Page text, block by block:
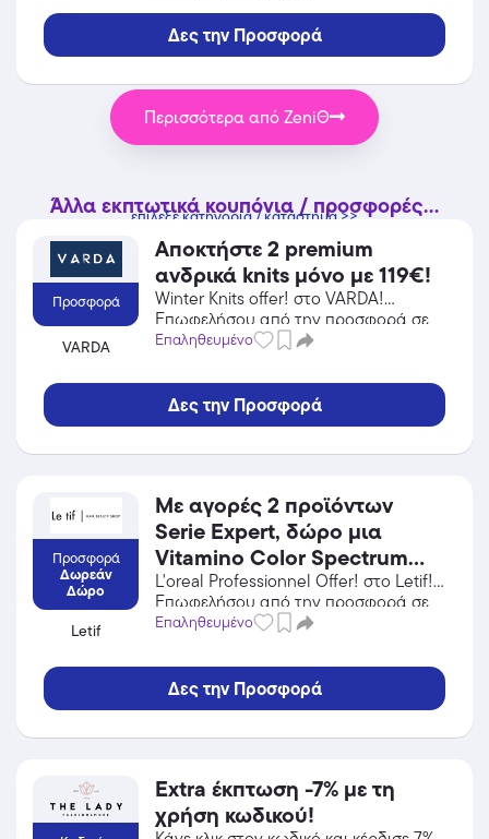
Δες την Προσφορά
Περισσότερα από ZeniΘ
Άλλα εκπτωτικά κουπόνια / προσφορές...
επίλεξε κατηγορία / κατάστημα >>
Προσφορά
VARDA
Αποκτήστε 2 premium
ανδρικά knits μόνο με 119€!
Winter Knits offer! στο VARDA!
Επωφελήσου από την προσφορά σε
Ένδυση του VARDA και κέρδισε από
Επαληθευμένο
Δες την Προσφορά
Προσφορά
Δωρεάν
Δώρο
Letif
Με αγορές 2 προϊόντων
Serie Expert, δώρο μια
Vitamino Color Spectrum
Μάσκα 75ml!
L'oreal Professionnel Offer! στο Letif!
Επωφελήσου από την προσφορά σε
Προσωπική Φροντίδα / Καλλυντικά
εκπτώσεις!
Επαληθευμένο
Δες την Προσφορά
Extra έκπτωση -7% με τη
χρήση κωδικού!